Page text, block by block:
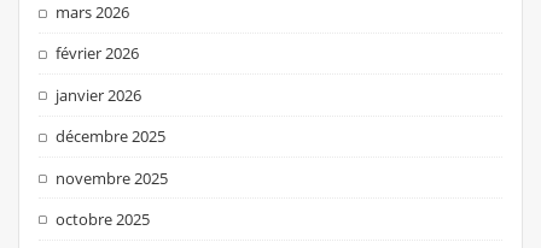
mars 2026
février 2026
janvier 2026
décembre 2025
novembre 2025
octobre 2025